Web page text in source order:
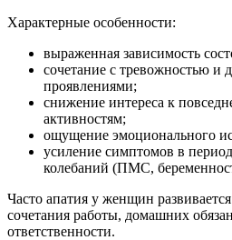
Характерные особенности:
выраженная зависимость
сочетание с тревожностью и
проявлениями;
снижение интереса к
активностям;
ощущение эмоционального
усиление симптомов в
колебаний (ПМС,
Часто апатия у женщин
сочетания работы, домашних
ответственности.